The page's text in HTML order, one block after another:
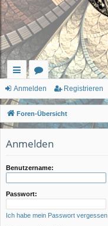
ch
ne
llz
ug
f
or
en
Anmelden Registrieren
Foren-Übersicht
Anmelden
Benutzername:
Passwort:
Ich habe mein Passwort vergessen